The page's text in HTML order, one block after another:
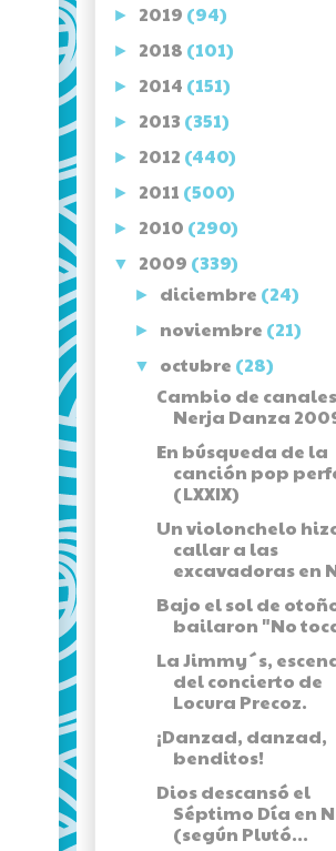
► 2019 (94)
► 2018 (101)
► 2014 (151)
► 2013 (351)
► 2012 (440)
► 2011 (500)
► 2010 (290)
▼ 2009 (339)
► diciembre (24)
► noviembre (21)
▼ octubre (28)
Cambio de
Nerja Danza
En búsqueda de la
canción pop
(LXXIX)
Un violonchelo
callar a las
excavadoras en
Bajo el sol de
bailaron "No
La Jimmy´s,
del concierto de
Locura Precoz.
¡Danzad, danzad,
benditos!
Dios descansó el
Séptimo Día en
(según Plutó...